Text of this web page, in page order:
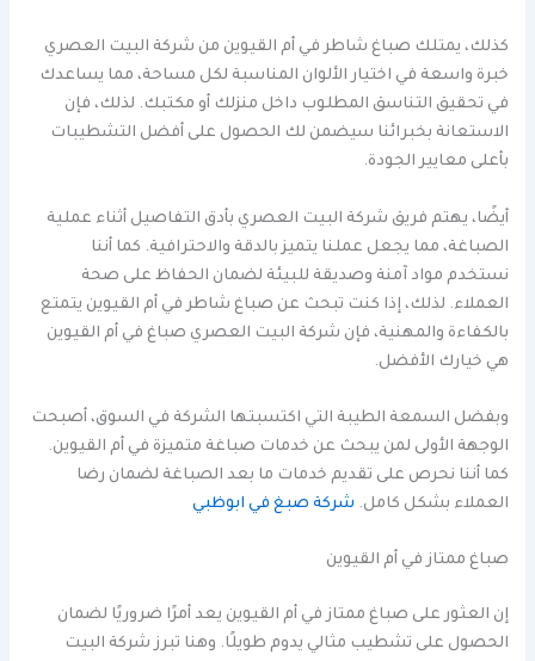
كذلك، يمتلك صباغ شاطر في أم القيوين من شركة البيت العصري
خبرة واسعة في اختيار الألوان المناسبة لكل مساحة، مما يساعدك
في تحقيق التناسق المطلوب داخل منزلك أو مكتبك. لذلك، فإن
الاستعانة بخبرائنا سيضمن لك الحصول على أفضل التشطيبات
بأعلى معايير الجودة.
أيضًا، يهتم فريق شركة البيت العصري بأدق التفاصيل أثناء عملية
الصباغة، مما يجعل عملنا يتميز بالدقة والاحترافية. كما أننا
نستخدم مواد آمنة وصديقة للبيئة لضمان الحفاظ على صحة
العملاء. لذلك، إذا كنت تبحث عن صباغ شاطر في أم القيوين يتمتع
بالكفاءة والمهنية، فإن شركة البيت العصري صباغ في أم القيوين
هي خيارك الأفضل.
وبفضل السمعة الطيبة التي اكتسبتها الشركة في السوق، أصبحت
الوجهة الأولى لمن يبحث عن خدمات صباغة متميزة في أم القيوين.
كما أننا نحرص على تقديم خدمات ما بعد الصباغة لضمان رضا
العملاء بشكل كامل. شركة صبغ في ابوظبي
صباغ ممتاز في أم القيوين
إن العثور على صباغ ممتاز في أم القيوين يعد أمرًا ضروريًا لضمان
الحصول على تشطيب مثالي يدوم طويلًا. وهنا تبرز شركة البيت